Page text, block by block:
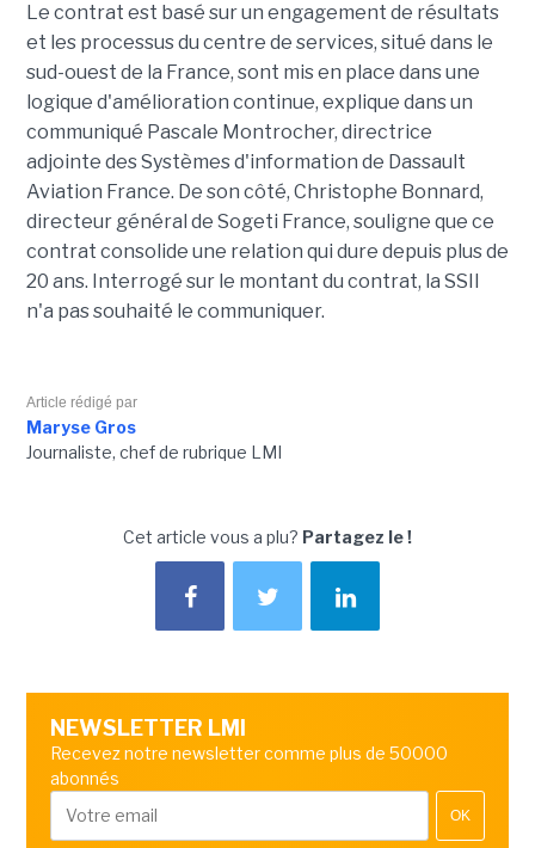
Le contrat est basé sur un engagement de résultats
et les processus du centre de services, situé dans le
sud-ouest de la France, sont mis en place dans une
logique d'amélioration continue, explique dans un
communiqué Pascale Montrocher, directrice
adjointe des Systèmes d'information de Dassault
Aviation France. De son côté, Christophe Bonnard,
directeur général de Sogeti France, souligne que ce
contrat consolide une relation qui dure depuis plus de
20 ans. Interrogé sur le montant du contrat, la SSII
n'a pas souhaité le communiquer.
Article rédigé par
Maryse Gros
Journaliste, chef de rubrique LMI
Cet article vous a plu? Partagez le !
NEWSLETTER LMI
Recevez notre newsletter comme plus de 50000
abonnés
OK